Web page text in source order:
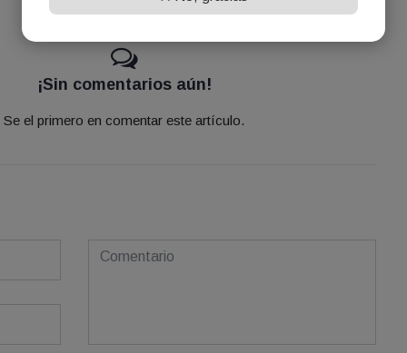
¡Sin comentarios aún!
Se el primero en comentar este artículo.